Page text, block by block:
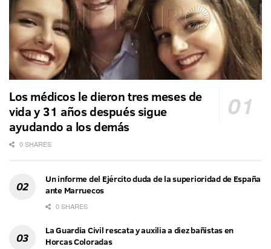
Los médicos le dieron tres meses de
vida y 31 años después sigue
ayudando a los demás
0 SHARES
Un informe del Ejército duda de la superioridad de España
ante Marruecos
0 SHARES
La Guardia Civil rescata y auxilia a diez bañistas en
Horcas Coloradas